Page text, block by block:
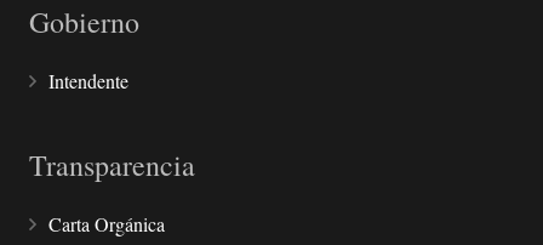
Gobierno
Intendente
Transparencia
Carta Orgánica